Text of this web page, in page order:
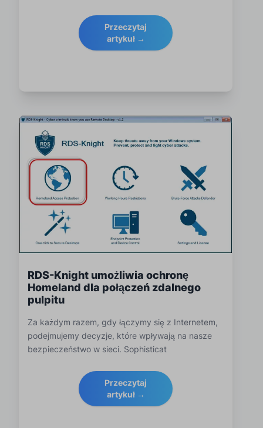
Przeczytaj
artykuł →
RDS-Knight umożliwia ochronę
Homeland dla połączeń zdalnego
pulpitu
Za każdym razem, gdy łączymy się z Internetem,
podejmujemy decyzje, które wpływają na nasze
bezpieczeństwo w sieci. Sophisticat
Przeczytaj
artykuł →